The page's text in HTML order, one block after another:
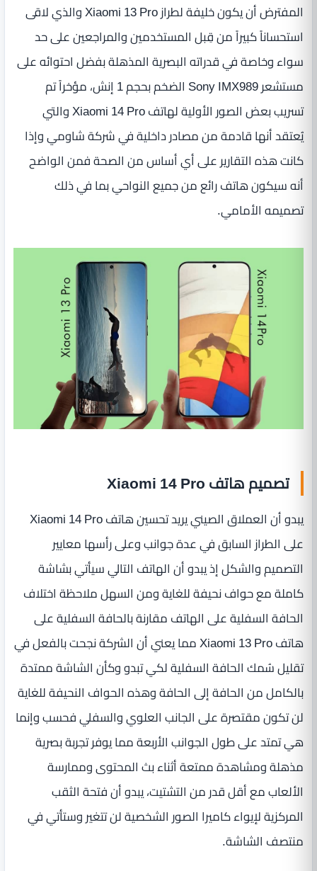
المفترض أن يكون خليفة لطراز Xiaomi 13 Pro والذي لاقى
استحساناً كبيراً من قِبل المستخدمين والمراجعين على حد
سواء وخاصة في قدراته البصرية المذهلة بفضل احتوائه على
مستشعر Sony IMX989 الضخم بحجم 1 إنش، مؤخراً تم
تسريب بعض الصور الأولية لهاتف Xiaomi 14 Pro والتي
يُعتقد أنها قادمة من مصادر داخلية في شركة شاومي وإذا
كانت هذه التقارير على أي أساس من الصحة فمن الواضح
أنه سيكون هاتف رائع من جميع النواحي بما في ذلك
تصميمه الأمامي.
تصميم هاتف Xiaomi 14 Pro
يبدو أن العملاق الصيني يريد تحسين هاتف Xiaomi 14 Pro
على الطراز السابق في عدة جوانب وعلى رأسها معايير
التصميم والشكل إذ يبدو أن الهاتف التالي سيأتي بشاشة
كاملة مع حواف نحيفة للغاية ومن السهل ملاحظة اختلاف
الحافة السفلية على الهاتف مقارنة بالحافة السفلية على
هاتف Xiaomi 13 Pro مما يعني أن الشركة نجحت بالفعل في
تقليل سُمك الحافة السفلية لكي تبدو وكأن الشاشة ممتدة
بالكامل من الحافة إلى الحافة وهذه الحواف النحيفة للغاية
لن تكون مقتصرة على الجانب العلوي والسفلي فحسب وإنما
هي تمتد على طول الجوانب الأربعة مما يوفر تجربة بصرية
مذهلة ومشاهدة ممتعة أثناء بث المحتوى وممارسة
الألعاب مع أقل قدر من التشتيت، يبدو أن فتحة الثقب
المركزية لإيواء كاميرا الصور الشخصية لن تتغير وستأتي في
منتصف الشاشة.